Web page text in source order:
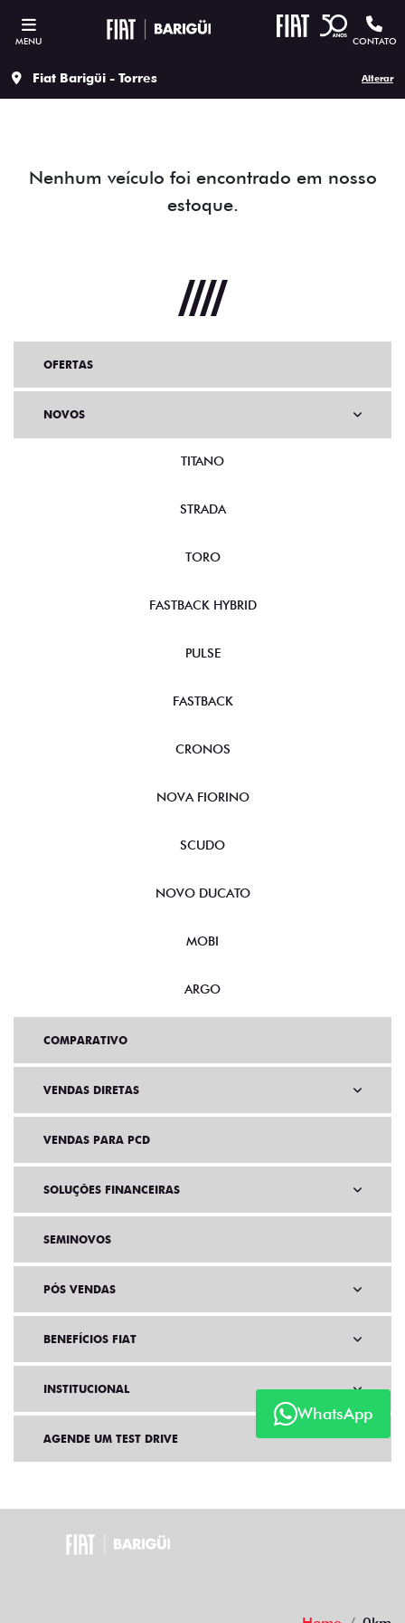
MENU CONTATO
Fiat Barigüi - Torres Alterar
Nenhum veículo foi encontrado em nosso
estoque.
WhatsApp
OFERTAS
NOVOS
TITANO
STRADA
TORO
FASTBACK HYBRID
PULSE
FASTBACK
CRONOS
NOVA FIORINO
SCUDO
NOVO DUCATO
MOBI
ARGO
COMPARATIVO
VENDAS DIRETAS
VENDAS PARA PCD
SOLUÇÕES FINANCEIRAS
SEMINOVOS
PÓS VENDAS
BENEFÍCIOS FIAT
INSTITUCIONAL
AGENDE UM TEST DRIVE